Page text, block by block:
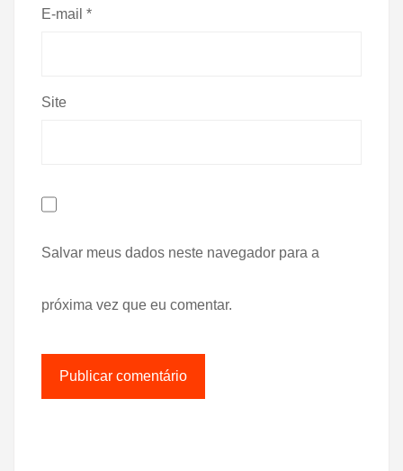
E-mail *
Site
Salvar meus dados neste navegador para a
próxima vez que eu comentar.